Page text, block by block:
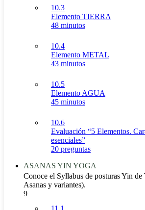
10.3
Elemento TIERRA
48 minutos
10.4
Elemento METAL
43 minutos
10.5
Elemento AGUA
45 minutos
10.6
Evaluación “5 Elementos.
esenciales”
20 preguntas
ASANAS YIN YOGA
Conoce el Syllabus de posturas Yin
Asanas y variantes).
9
11.1